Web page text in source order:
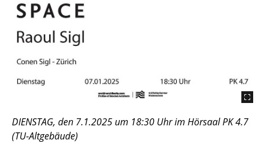
DIENSTAG, den 7.1.2025 um 18:30 Uhr im Hörsaal PK 4.7
(TU-Altgebäude)